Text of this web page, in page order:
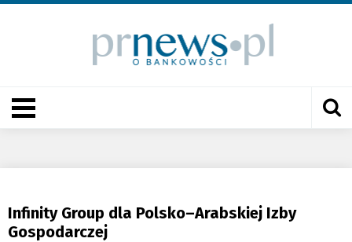
Infinity Group dla Polsko–Arabskiej Izby
Gospodarczej